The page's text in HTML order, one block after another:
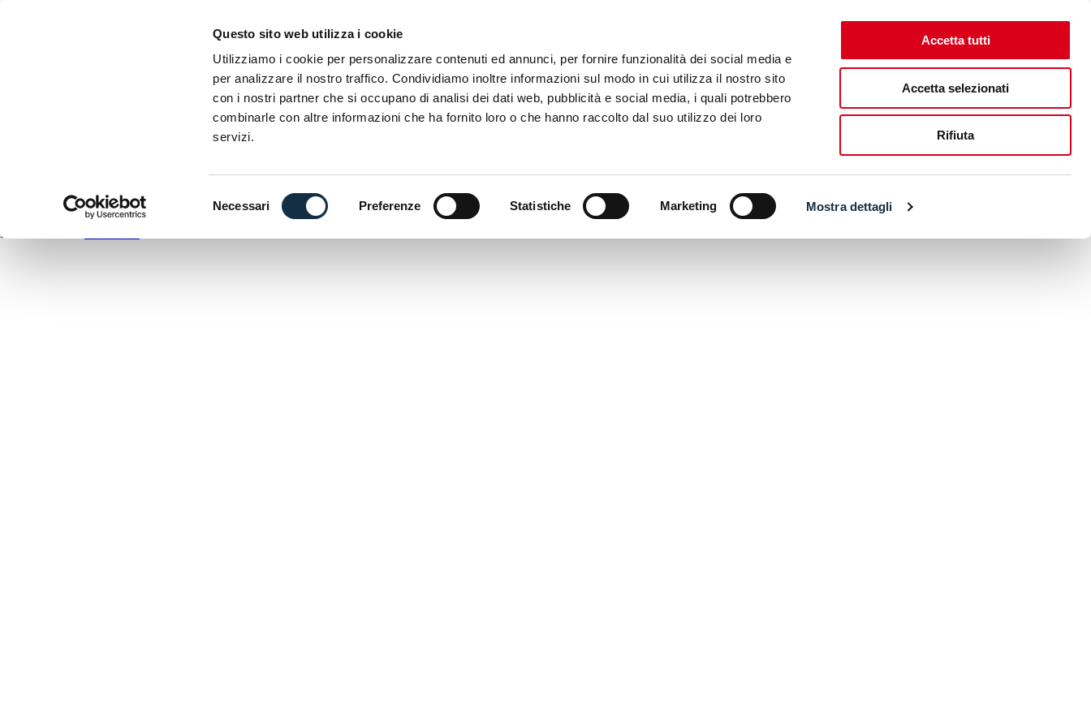
Questo sito web utilizza i cookie
Utilizziamo i cookie per personalizzare contenuti ed annunci, per fornire funzionalità dei social media e
per analizzare il nostro traffico. Condividiamo inoltre informazioni sul modo in cui utilizza il nostro sito
con i nostri partner che si occupano di analisi dei dati web, pubblicità e social media, i quali potrebbero
combinarle con altre informazioni che ha fornito loro o che hanno raccolto dal suo utilizzo dei loro
servizi.
Necessari Preferenze Statistiche Marketing Mostra dettagli
Accetta tutti
Accetta selezionati
Rifiuta
Esposizione internazionale delle due ruote
BV9_2750_PS
Dimensione: 1.19 MB
Creata: 29-04-2024
Aggiornato: 29-04-2024
EICMA utilizza